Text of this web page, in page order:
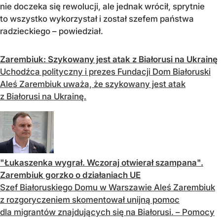
nie doczeka się rewolucji, ale jednak wrócił, sprytnie
to wszystko wykorzystał i został szefem państwa
radzieckiego – powiedział.
Zarembiuk: Szykowany jest atak z Białorusi na Ukrainę
Uchodźca polityczny i prezes Fundacji Dom Białoruski
Aleś Zarembiuk uważa, że szykowany jest atak
z Białorusi na Ukrainę.
"Łukaszenka wygrał. Wczoraj otwierał szampana".
Zarembiuk gorzko o działaniach UE
Szef Białoruskiego Domu w Warszawie Aleś Zarembiuk
z rozgoryczeniem skomentował unijną pomoc
dla migrantów znajdujących się na Białorusi. – Pomocy